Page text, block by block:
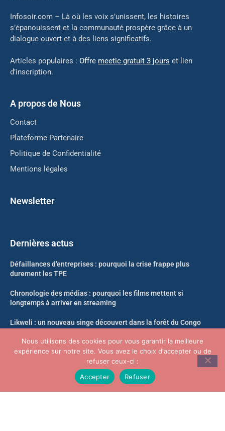
Infosoir.com – Là où les voix s’unissent, les histoires
s’épanouissent et la communauté prospère grâce à un
dialogue ouvert et à des liens significatifs.
Articles populaires : Offre meetic gratuit 3 jours et lien
d’inscription.
A propos de Nous
Contact
Plateforme Partenaire
Politique de Confidentialité
Mentions légales
Newsletter
Dernières actus
Défaillances d’entreprises : pourquoi la crise frappe plus
durement les TPE
Chronologie des médias : pourquoi les films mettent si
longtemps à arriver en streaming
Likweli : un nouveau singe découvert dans la forêt du Congo
Crypto-actifs : le nouveau décret qui change tout sur la
propriété et le nantissement
Nous utilisons des cookies pour vous garantir la meilleure
expérience sur notre site. Vous avez le choix d'accepter ou de
refuser ceux-ci :
Accepter
Refuser